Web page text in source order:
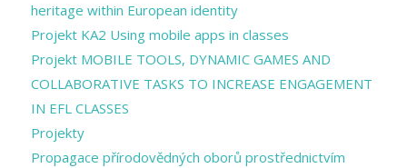
heritage within European identity
Projekt KA2 Using mobile apps in classes
Projekt MOBILE TOOLS, DYNAMIC GAMES AND
COLLABORATIVE TASKS TO INCREASE ENGAGEMENT
IN EFL CLASSES
Projekty
Propagace přírodovědných oborů prostřednictvím